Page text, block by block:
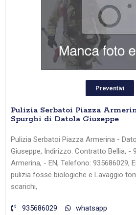
Preventivi
Pulizia Serbatoi Piazza
Spurghi di Datola Giuseppe
Pulizia Serbatoi Piazza Armerina -
Giuseppe, Indirizzo: Contratto Bellia, -
Armerina, - EN, Telefono: 935686029,
pulizia fosse biologiche e Lavaggio
scarichi,
935686029
whatsapp